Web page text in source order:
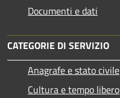
Documenti e dati
CATEGORIE DI SERVIZIO
Anagrafe e stato civile
Cultura e tempo libero